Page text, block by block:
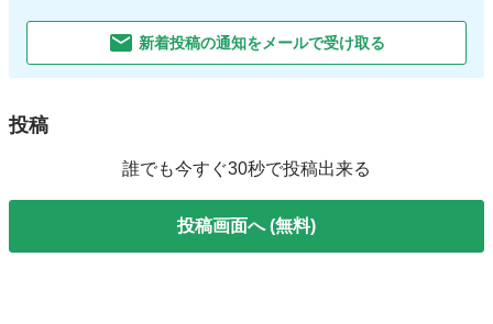
新着投稿の通知をメールで受け取る
投稿
誰でも今すぐ30秒で投稿出来る
投稿画面へ (無料)